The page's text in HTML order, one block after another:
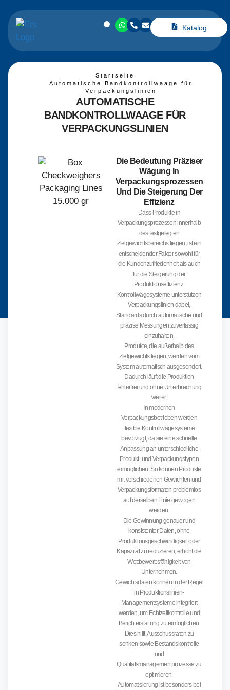
Katalog
Startseite
Automatische Bandkontrollwaage für
Verpackungslinien
AUTOMATISCHE
BANDKONTROLLWAAGE FÜR
VERPACKUNGSLINIEN
Die Bedeutung Präziser
Wägung In
Verpackungsprozessen
Und Die Steigerung Der
Effizienz
Dass Produkte in
Verpackungsprozessen innerhalb
des festgelegten
Zielgewichtsbereichs liegen, ist ein
entscheidender Faktor sowohl für
die Kundenzufriedenheit als auch
für die Steigerung der
Produktionseffizienz.
Kontrollwägesysteme unterstützen
Verpackungslinien dabei,
Standards durch automatische und
präzise Messungen zuverlässig
einzuhalten.
Produkte, die außerhalb des
Zielgewichts liegen, werden vom
System automatisch ausgesondert.
Dadurch läuft die Produktion
fehlerfrei und ohne Unterbrechung
weiter.
In modernen
Verpackungsbetrieben werden
flexible Kontrollwägesysteme
bevorzugt, da sie eine schnelle
Anpassung an unterschiedliche
Produkt- und Verpackungstypen
ermöglichen. So können Produkte
mit verschiedenen Gewichten und
Verpackungsformaten problemlos
auf derselben Linie gewogen
werden.
Die Gewinnung genauer und
konsistenter Daten, ohne
Produktionsgeschwindigkeit oder
Kapazität zu reduzieren, erhöht die
Wettbewerbsfähigkeit von
Unternehmen.
Gewichtsdaten können in der Regel
in Produktionslinien-
Managementsysteme integriert
werden, um Echtzeitkontrolle und
Berichterstattung zu ermöglichen.
Dies hilft, Ausschussraten zu
senken sowie Bestandskontrolle
und
Qualitätsmanagementprozesse zu
optimieren.
Automatisierung ist besonders bei